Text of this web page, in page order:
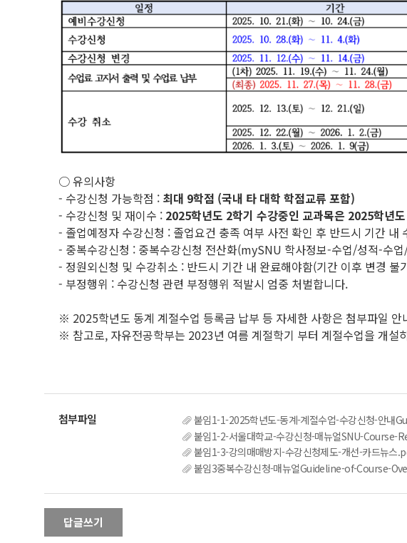
○ 유의사항
- 수강신청 가능학점 : 최대 9학점 (국내 타 대학 학점교류 포함)
- 수강신청 및 재이수 : 2025학년도 2학기 수강중인 교과목은 2025학년
- 졸업예정자 수강신청 : 졸업요건 충족 여부 사전 확인 후 반드시 기간 내
- 중복수강신청 : 중복수강신청 전산화(mySNU 학사정보-수업/성적-수
- 정원외신청 및 수강취소 : 반드시 기간 내 완료해야함(기간 이후 변경 불
- 부정행위 : 수강신청 관련 부정행위 적발시 엄중 처벌합니다.
※ 2025학년도 동계 계절수업 등록금 납부 등 자세한 사항은 첨부파일
※ 참고로, 자유전공학부는 2023년 여름 계절학기 부터 계절수업을 개설
붙임1-1-2025학년도-동계-계절수업-수강신청-안
붙임1-2-서울대학교-수강신청-매뉴얼SNU-
붙임1-3-강의매매방지-수강신청제도-개선-카드뉴스
붙임3중복수강신청-매뉴얼Guideline-of-Course-
답글쓰기